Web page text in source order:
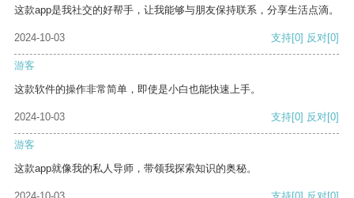
这款app是我社交的好帮手，让我能够与朋友保持联系，分享生活点滴。
2024-10-03 支持[0] 反对[0]
游客
这款软件的操作非常简单，即使是小白也能快速上手。
2024-10-03 支持[0] 反对[0]
游客
这款app就像我的私人导师，带领我探索知识的奥秘。